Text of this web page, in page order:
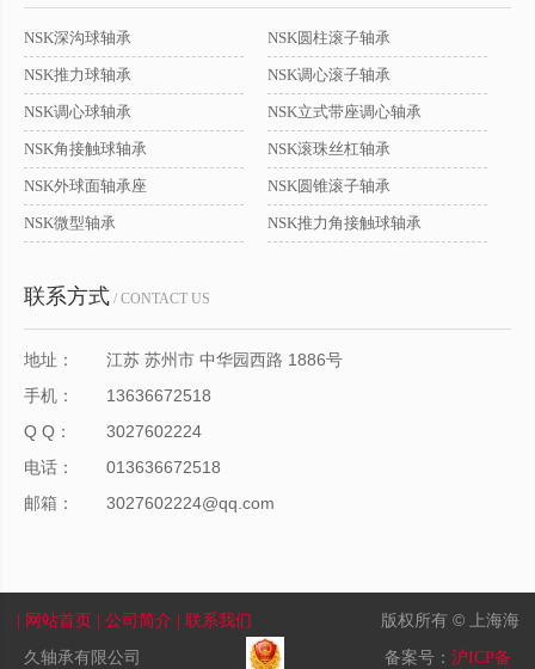
NSK深沟球轴承 NSK圆柱滚子轴承
NSK推力球轴承 NSK调心滚子轴承
NSK调心球轴承 NSK立式带座调心轴承
NSK角接触球轴承 NSK滚珠丝杠轴承
NSK外球面轴承座 NSK圆锥滚子轴承
NSK微型轴承 NSK推力角接触球轴承
联系方式 / CONTACT US
地址：
江苏 苏州市 中华园西路 1886号
手机：
13636672518
Q Q：
3027602224
电话：
013636672518
邮箱：
3027602224@qq.com
| 网站首页 | 公司简介 | 联系我们
版权所有 © 上海海
久轴承有限公司
备案号： 沪ICP备